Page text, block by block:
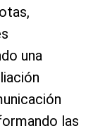
una
las